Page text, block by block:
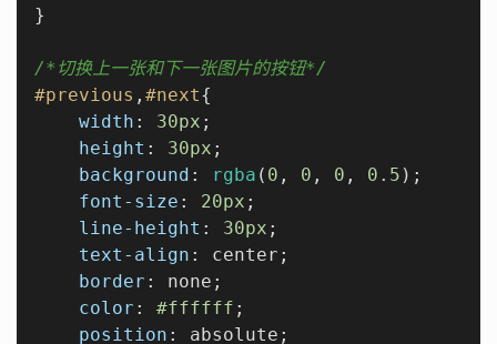
}
/*切换上一张和下一张图片的按钮*/
#previous , #next{
width : 30px ;
height : 30px ;
background : rgba ( 0 , 0 , 0 , 0.5 );
font-size : 20px ;
line-height : 30px ;
text-align : center;
border : none;
color : #ffffff ;
position : absolute;